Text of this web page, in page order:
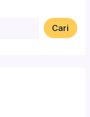
Cari